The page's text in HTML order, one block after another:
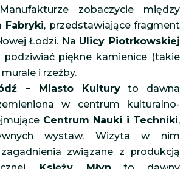
zobaczycie między
Fabryki, przedstawiające fragment
Łodzi. Na Ulicy Piotrkowskiej
podziwiać piękne kamienice (takie
murale i rzeźby.
– Miasto Kulturyto dawna
w centrum kulturalno-
Centrum Nauki i Techniki,
wystaw. Wizyta w nim
związane z produkcją